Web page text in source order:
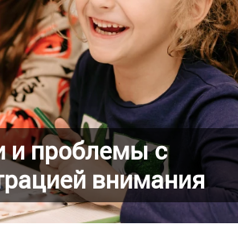
и проблемы с
внимания